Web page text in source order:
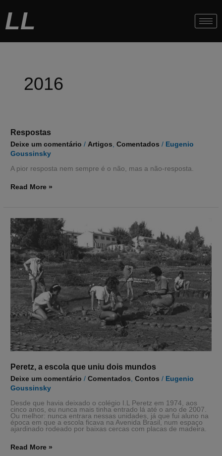
paraLL
2016
Respostas
Deixe um comentário /Artigos,Comentados / Eugenio
Goussinsky
A pior resposta nem sempre é o não, mas a não-resposta.
Respostas
Read More »
Peretz, a escola que uniu dois mundos
Deixe um comentário /Comentados,Contos / Eugenio
Goussinsky
Desde que havia deixado o colégio I.L Peretz em 1974, aos
cinco anos, eu nunca mais tinha entrado lá até o ano de 2007.
Ou melhor: nunca entrara nessas unidades, já que fui aluno na
época em que a escola ficava na Avenida Brasil, num espaço
ajardinado rodeado por baixas cercas com placas de madeira.
Peretz,
a
escola
que
uniu
dois
mundos
Read More »